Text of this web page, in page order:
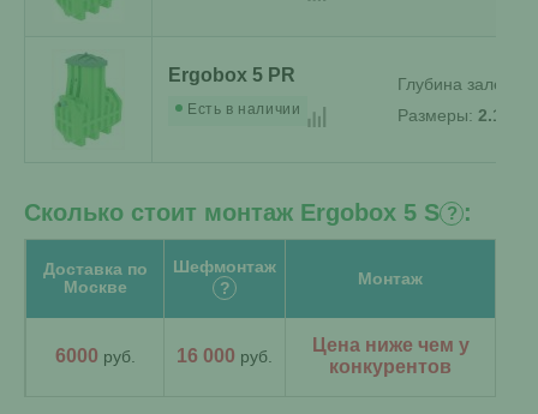
Ergobox 5 PR
Есть в наличии
Глубина
Размеры: 2.1 x
Сколько стоит монтаж Ergobox 5 S ? :
Доставка по
Москве
Шефмонтаж
?
Монтаж
6000 руб. 16 000 руб.
Цена ниже чем у
конкурентов